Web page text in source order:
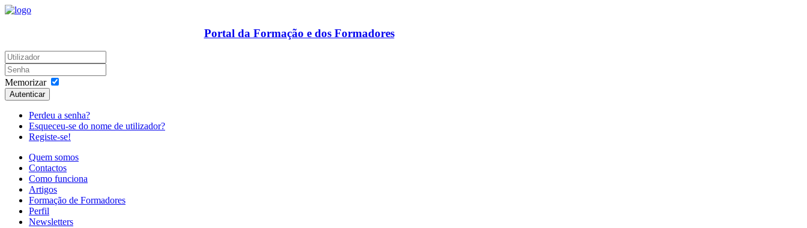
Portal da Formação e dos Formadores
Memorizar
Autenticar
Perdeu a senha?
Esqueceu-se do nome de utilizador?
Registe-se!
Quem somos
Contactos
Como funciona
Artigos
Formação de Formadores
Perfil
Newsletters